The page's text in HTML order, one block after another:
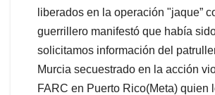
liberados en la operación "jaque”
guerrillero manifestó que había
solicitamos información del
Murcia secuestrado en la acción
FARC en Puerto Rico(Meta) quien